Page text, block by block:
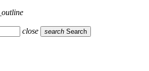
close search Search